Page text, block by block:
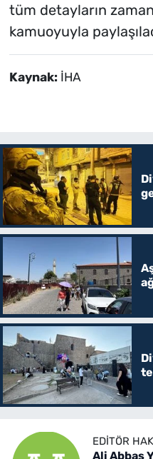
tüm detayların
kamuoyuyla
Kaynak: İHA
EDITÖR
Ali Abbas